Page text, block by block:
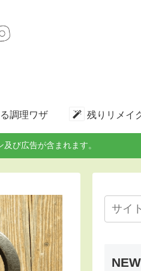
調理ワザ 残りリメイ
び広告が含まれます。